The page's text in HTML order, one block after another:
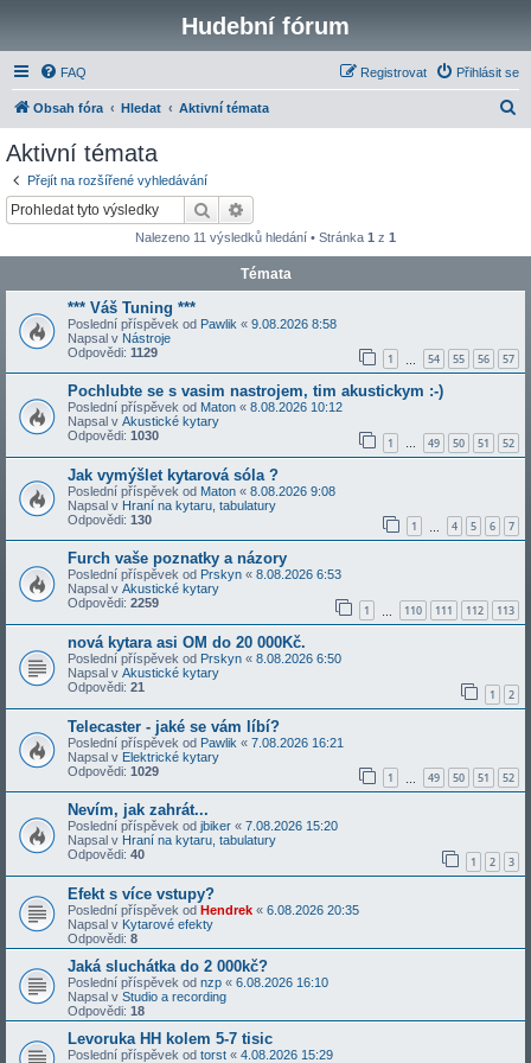
Hudební fórum
FAQ Přihlásit se
Registrovat
Obsah fóra Hledat Aktivní témata
Aktivní témata
Přejít na rozšířené vyhledávání
Hledat
Nalezeno 11 výsledků hledání • Stránka 1 z 1
Témata
*** Váš Tuning ***
Poslední příspěvek od Pawlik « 9.08.2026 8:58
Napsal v Nástroje
Odpovědi: 1129 1 54 55 56 57
Pochlubte se s vasim nastrojem, tim akustickym :-)
Poslední příspěvek od Maton « 8.08.2026 10:12
Napsal v Akustické kytary
Odpovědi: 1030 1 … 49 50 51 52
Jak vymýšlet kytarová sóla ?
Poslední příspěvek od Maton « 8.08.2026 9:08
Napsal v Hraní na kytaru, tabulatury
Odpovědi: 130 1 4 5 6 7
Furch vaše poznatky a názory
Poslední příspěvek od Prskyn « 8.08.2026 6:53
Napsal v Akustické kytary
Odpovědi: 2259 1 110 111 112 113
nová kytara asi OM do 20 000Kč.
Poslední příspěvek od Prskyn « 8.08.2026 6:50
Napsal v Akustické kytary
Odpovědi: 21 1 2
Telecaster - jaké se vám líbí?
Poslední příspěvek od Pawlik « 7.08.2026 16:21
Napsal v Elektrické kytary
Odpovědi: 1029 1 49 50 51 52
Nevím, jak zahrát...
Poslední příspěvek od jbiker « 7.08.2026 15:20
Napsal v Hraní na kytaru, tabulatury
Odpovědi: 40 1 2 3
Efekt s více vstupy?
Poslední příspěvek od Hendrek « 6.08.2026 20:35
Napsal v Kytarové efekty
Odpovědi: 8
Jaká sluchátka do 2 000kč?
Poslední příspěvek od nzp « 6.08.2026 16:10
Napsal v Studio a recording
Odpovědi: 18
Levoruka HH kolem 5-7 tisic
Poslední příspěvek od torst « 4.08.2026 15:29